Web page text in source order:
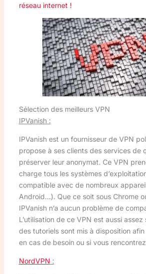
réseau internet !
Sélection des meilleurs VPN
IPVanish :
IPVanish est un fournisseur de VPN
propose à ses clients des services de
préserver leur anonymat. Ce VPN
charge tous les systèmes
compatible avec de nombreux
Android…). Que ce soit sous Chrome
IPVanish n’a aucun problème de
L’utilisation de ce VPN est aussi assez
des tutoriels sont mis à disposition
en cas de besoin ou si vous
NordVPN :